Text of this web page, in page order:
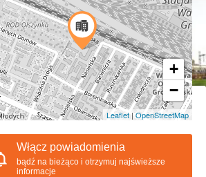
+
−
Leaflet|OpenStreetMap
Włącz powiadomienia
bądź na bieżąco i otrzymuj najświeższe
informacje